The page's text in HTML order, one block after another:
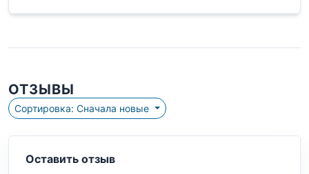
ОТЗЫВЫ
Сортировка: Сначала новые
Оставить отзыв